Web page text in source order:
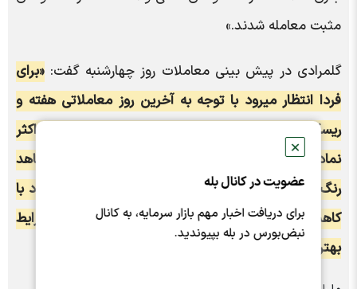
✕
عضویت در کانال بله
برای دریافت اخبار مهم بازار سرمایه، به کانال
نبض‌بورس در بله بپیوندید.
مثبت معامله شدند.»
گلمرادی در پیش بینی معاملات روز چهارشنبه گفت: «برای
فردا انتظار میرود با توجه به آخرین روز معاملاتی هفته و
ریسک ناشی از درگیری‌های منطقه‌ای در پایان هفته، اکثر
نماد‌های بازار کماکان با فشار فروش همراه باشند و شاهد
رنگ سرخ در اکثر نماد‌های بازار باشیم. پیش‌بینی می‌شود با
کاهش ریسک سیستماتیک از اوایل هفته آینده بازار شرایط
بهتری را تجربه کند.»